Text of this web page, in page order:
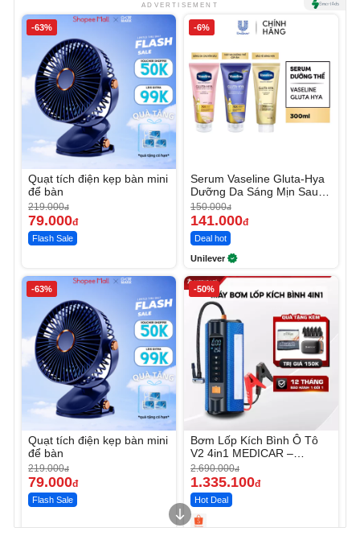
ADVERTISEMENT
-63%
Quạt tích điện kẹp bàn mini
để bàn
219.000đ
79.000đ
Flash Sale
-6%
Serum Vaseline Gluta-Hya
Dưỡng Da Sáng Mịn Sau 7
Ngày
150.000đ
141.000đ
Deal hot
Unilever
-63%
Quạt tích điện kẹp bàn mini
để bàn
219.000đ
79.000đ
Flash Sale
-50%
Bơm Lốp Kích Bình Ô Tô
V2 4in1 MEDICAR –
12.000mAh
2.690.000đ
1.335.100đ
Hot Deal